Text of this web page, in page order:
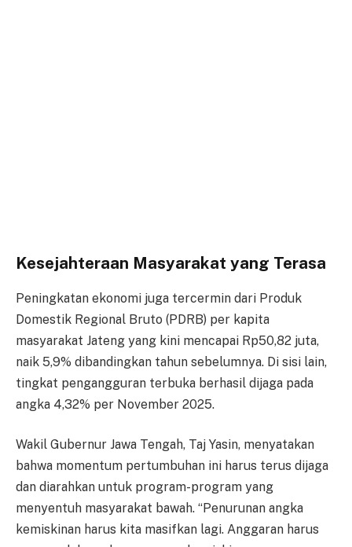
Kesejahteraan Masyarakat yang Terasa
Peningkatan ekonomi juga tercermin dari Produk
Domestik Regional Bruto (PDRB) per kapita
masyarakat Jateng yang kini mencapai Rp50,82 juta,
naik 5,9% dibandingkan tahun sebelumnya. Di sisi lain,
tingkat pengangguran terbuka berhasil dijaga pada
angka 4,32% per November 2025.
Wakil Gubernur Jawa Tengah, Taj Yasin, menyatakan
bahwa momentum pertumbuhan ini harus terus dijaga
dan diarahkan untuk program-program yang
menyentuh masyarakat bawah. “Penurunan angka
kemiskinan harus kita masifkan lagi. Anggaran harus